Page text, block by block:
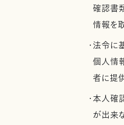
確認書
情報を
・法令に
個人情
者に提
・本人
が出来